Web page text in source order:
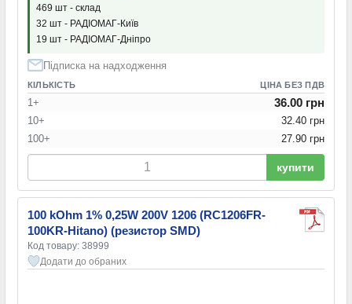
469 шт - склад
32 шт - РАДІОМАГ-Київ
19 шт - РАДІОМАГ-Дніпро
Підписка на надходження
КІЛЬКІСТЬ ЦІНА БЕЗ ПДВ
1+ 36.00 грн
10+
32.40 грн
100+
27.90 грн
купити
100 kOhm 1% 0,25W 200V 1206 (RC1206FR-
100KR-Hitano) (резистор SMD)
Код товару: 38999
Додати до обраних